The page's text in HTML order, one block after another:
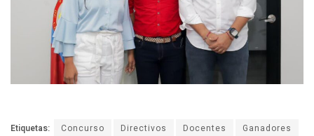
Etiquetas: Concurso Directivos Docentes
Ganadores